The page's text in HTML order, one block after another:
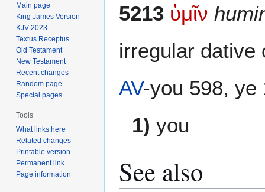
to
to
5213 ὑμῖν
irregular
AV-you 598, ye
1) you
See also
Main page
King James Version
KJV 2023
Textus Receptus
Old Testament
New Testament
Recent changes
Random page
Special pages
Tools
What links here
Related changes
Printable version
Permanent link
Page information